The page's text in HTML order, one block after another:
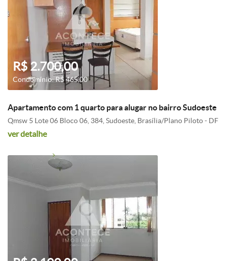
R$ 2.700,00
Condomínio: R$ 465,00
Apartamento com 1 quarto para alugar no bairro Sudoeste
Qmsw 5 Lote 06 Bloco 06, 384, Sudoeste, Brasília/Plano Piloto - DF
ver detalhe